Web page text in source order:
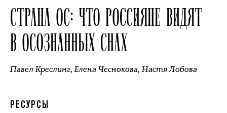
СТРАНА ОС: ЧТО РОССИЯНЕ ВИДЯТ
В ОСОЗНАННЫХ СНАХ
Павел Креслинг,Елена Чеснокова,Настя Лобова
РЕСУРСЫ